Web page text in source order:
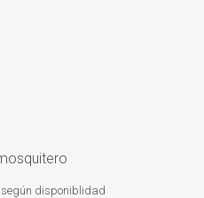
disponiblidad